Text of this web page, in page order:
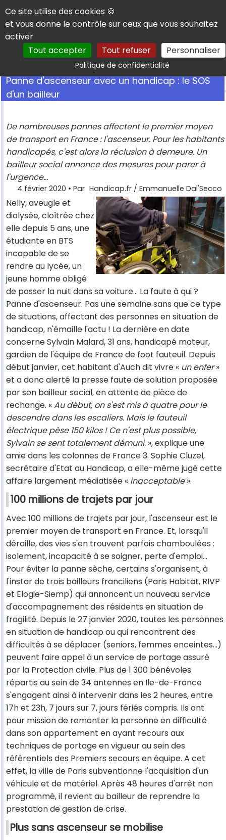
Panneau de gestion des cookies
Ce site utilise des cookies 🍪
et vous donne le contrôle sur ceux que vous souhaitez
activer
Tout accepter
Tout refuser Personnaliser
Politique de confidentialitéRechercher
Panne d'ascenseur avec un handicap : le SOS
d'un bailleur
De nombreuses pannes affectent le premier moyen
de transport en France : l'ascenseur. Pour les habitants
handicapés, c'est alors la réclusion à demeure. Un
bailleur social annonce des mesures pour parer à
l'urgence...
4 février 2020 • Par Handicap.fr / Emmanuelle Dal'Secco
Nelly, aveugle et
dialysée, cloîtrée chez
elle depuis 5 ans, une
étudiante en BTS
incapable de se
rendre au lycée, un
jeune homme obligé
de passer la nuit dans sa voiture… La faute à qui ?
Panne d'ascenseur. Pas une semaine sans que ce type
de situations, affectant des personnes en situation de
handicap, n'émaille l'actu ! La dernière en date
concerne Sylvain Malard, 31 ans, handicapé moteur,
gardien de l'équipe de France de foot fauteuil. Depuis
début janvier, cet habitant d'Auch dit vivre « un enfer»
et a donc alerté la presse faute de solution proposée
par son bailleur social, en attente de pièce de
rechange. «Au début, on s'est mis à quatre pour le
descendre dans les escaliers. Mais le fauteuil
électrique pèse 150 kilos ! Ce n'est plus possible,
Sylvain se sent totalement démuni. », explique une
amie dans les colonnes de France 3. Sophie Cluzel,
secrétaire d'Etat au Handicap, a elle-même jugé cette
affaire largement médiatisée « inacceptable».
100 millions de trajets par jour
Avec 100 millions de trajets par jour, l'ascenseur est le
premier moyen de transport en France. Et, lorsqu'il
déraille, des vies s'en trouvent parfois chamboulées :
isolement, incapacité à se soigner, perte d'emploi…
Pour éviter la panne sèche, certains s'organisent, à
l'instar de trois bailleurs franciliens (Paris Habitat, RIVP
et Elogie-Siemp) qui annoncent un nouveau service
d'accompagnement des résidents en situation de
fragilité. Depuis le 27 janvier 2020, toutes les personnes
en situation de handicap ou qui rencontrent des
difficultés à se déplacer (seniors, femmes enceintes…)
peuvent faire appel à un service de portage assuré
par la Protection civile. Plus de 1 300 bénévoles
répartis au sein de 34 antennes en Ile-de-France
s'engagent ainsi à intervenir dans les 2 heures, entre
17h et 23h, 7 jours sur 7, jours fériés compris. Ils ont
pour mission de remonter la personne en difficulté
dans son appartement en ayant recours aux
techniques de portage en vigueur au sein des
référentiels des Premiers secours en équipe. A cet
effet, la ville de Paris subventionne l'acquisition d'un
véhicule et de matériel. Après 48 heures d'arrêt non
programmé, il revient au bailleur de reprendre la
prestation de gestion de crise.
Plus sans ascenseur se mobilise